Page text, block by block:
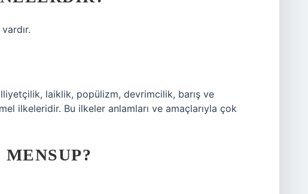
laiklik, popülizm, devrimcilik, barış ve
ilkeleridir. Bu ilkeler anlamları ve amaçlarıyla çok